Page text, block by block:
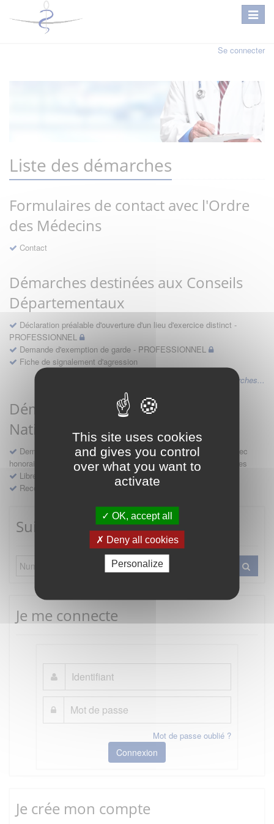
This site uses cookies
and gives you control
over what you want to
activate
OK, accept all
Deny all cookies
Personalize
Se connecter
Liste des démarches
Formulaires de contact avec l'Ordre
des Médecins
Contact
Démarches destinées aux Conseils
Départementaux
Déclaration préalable d'ouverture d'un lieu d'exercice distinct -
PROFESSIONNEL
Demande d'exemption de garde - PROFESSIONNEL
Fiche de signalement d'agression
Voir les autres démarches...
Démarches destinées au Conseil
National
Demande d'avis en hospitalité, en études, des conventions avec
honoraires et des demandes diverses formulées par les entreprises
Libre prestation de services
Recours
Suivre mes démarches
Je me connecte
Mot de passe oublié ?
Connexion
Je crée mon compte